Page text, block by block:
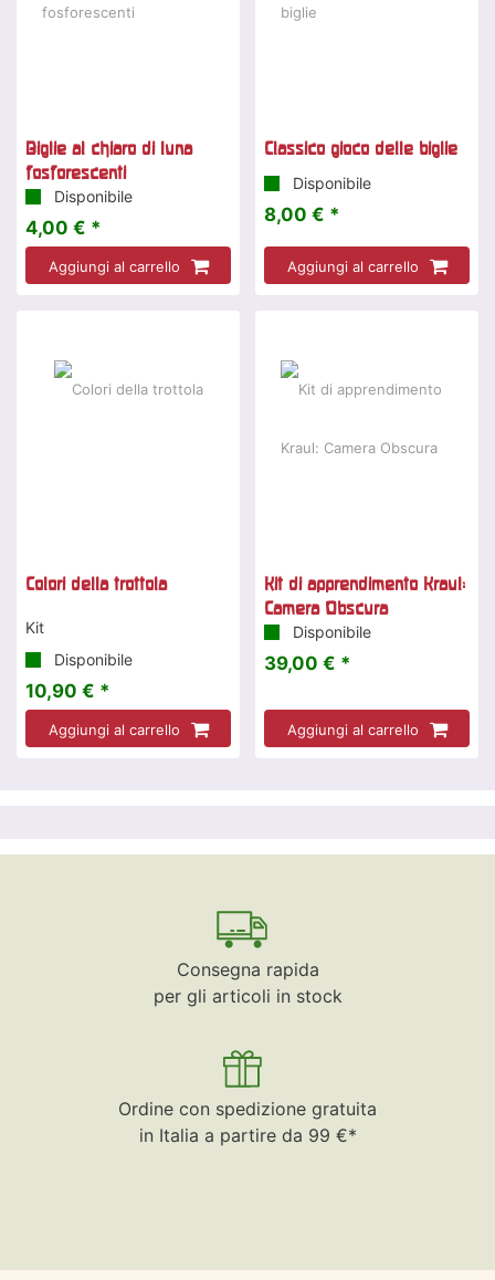
Biglie al chiaro di luna
fosforescenti
Disponibile
4,00 € *
Aggiungi al carrello
Classico gioco delle biglie
Disponibile
8,00 € *
Aggiungi al carrello
Colori della trottola
Kit
Disponibile
10,90 € *
Aggiungi al carrello
Kit di apprendimento Kraul:
Camera Obscura
Disponibile
39,00 € *
Aggiungi al carrello
Consegna rapida
per gli articoli in stock
Ordine con spedizione gratuita
in Italia a partire da 99 €*